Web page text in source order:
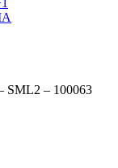
SML2 – 100063